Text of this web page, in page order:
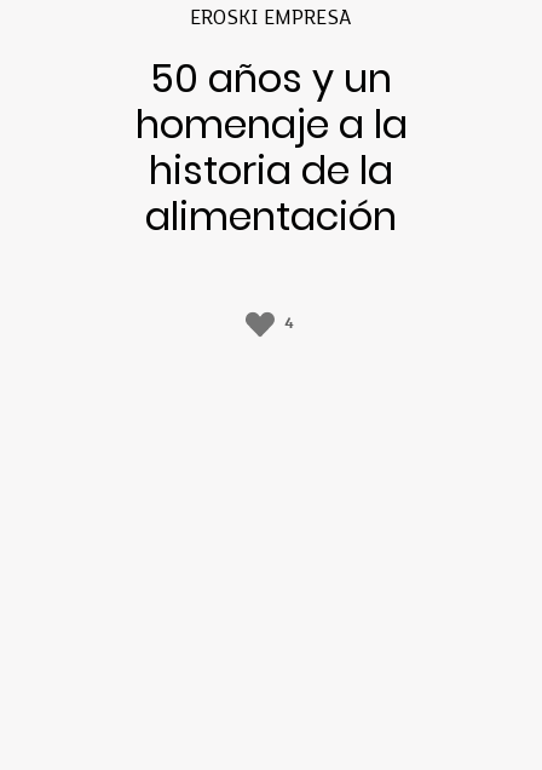
EROSKI EMPRESA
50 años y un
homenaje a la
historia de la
alimentación
4